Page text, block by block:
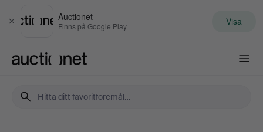
Stäng
Auctionet
Finns på Google Play Visa